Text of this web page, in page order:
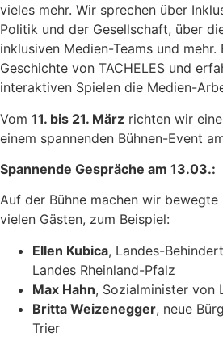
vieles mehr. Wir sprechen über
Politik und der Gesellschaft, über
inklusiven Medien-Teams und mehr.
Geschichte von TACHELES und
interaktiven Spielen die Medien-
Vom 11. bis 21. März richten wir
einem spannenden Bühnen-Event
Spannende Gespräche am 13.03.:
Auf der Bühne machen wir
vielen Gästen, zum Beispiel:
Ellen Kubica, Landes-
Landes Rheinland-Pfalz
Max Hahn, Sozialminister von
Britta Weizenegger, neue
Trier